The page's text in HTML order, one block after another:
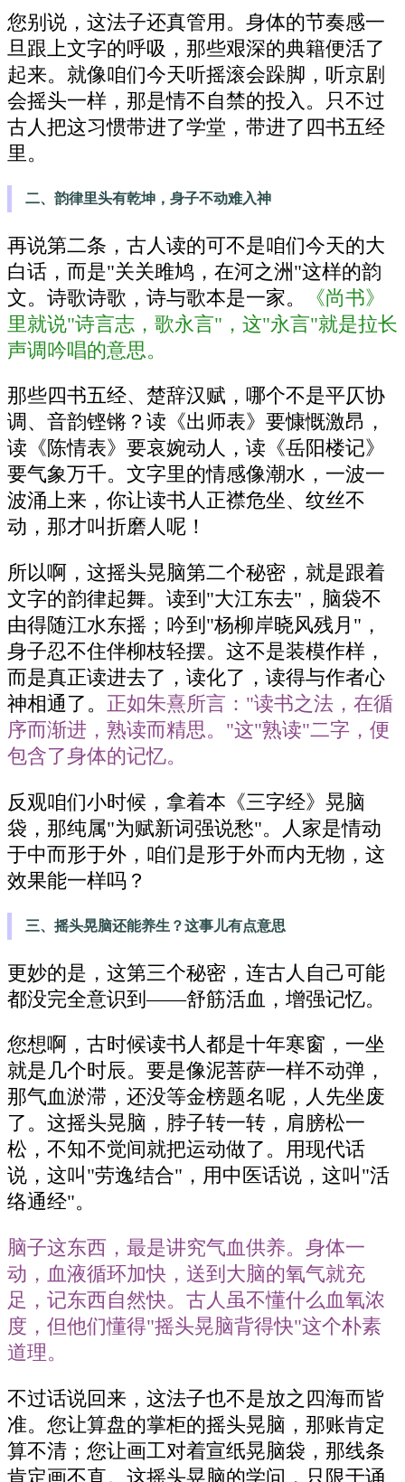
您别说，这法子还真管用。身体的节奏感一
旦跟上文字的呼吸，那些艰深的典籍便活了
起来。就像咱们今天听摇滚会跺脚，听京剧
会摇头一样，那是情不自禁的投入。只不过
古人把这习惯带进了学堂，带进了四书五经
里。
二、韵律里头有乾坤，身子不动难入神
再说第二条，古人读的可不是咱们今天的大
白话，而是"关关雎鸠，在河之洲"这样的韵
文。诗歌诗歌，诗与歌本是一家。
《尚书》
里就说"诗言志，歌永言"，这"永言"就是拉长
声调吟唱的意思。
那些四书五经、楚辞汉赋，哪个不是平仄协
调、音韵铿锵？读《出师表》要慷慨激昂，
读《陈情表》要哀婉动人，读《岳阳楼记》
要气象万千。文字里的情感像潮水，一波一
波涌上来，你让读书人正襟危坐、纹丝不
动，那才叫折磨人呢！
所以啊，这摇头晃脑第二个秘密，就是跟着
文字的韵律起舞。读到"大江东去"，脑袋不
由得随江水东摇；吟到"杨柳岸晓风残月"，
身子忍不住伴柳枝轻摆。这不是装模作样，
而是真正读进去了，读化了，读得与作者心
神相通了。 正如朱熹所言："读书之法，在循
序而渐进，熟读而精思。"这"熟读"二字，便
包含了身体的记忆。
反观咱们小时候，拿着本《三字经》晃脑
袋，那纯属"为赋新词强说愁"。人家是情动
于中而形于外，咱们是形于外而内无物，这
效果能一样吗？
三、摇头晃脑还能养生？这事儿有点意思
更妙的是，这第三个秘密，连古人自己可能
都没完全意识到——舒筋活血，增强记忆。
您想啊，古时候读书人都是十年寒窗，一坐
就是几个时辰。要是像泥菩萨一样不动弹，
那气血淤滞，还没等金榜题名呢，人先坐废
了。这摇头晃脑，脖子转一转，肩膀松一
松，不知不觉间就把运动做了。用现代话
说，这叫"劳逸结合"，用中医话说，这叫"活
络通经"。
脑子这东西，最是讲究气血供养。身体一
动，血液循环加快，送到大脑的氧气就充
足，记东西自然快。古人虽不懂什么血氧浓
度，但他们懂得"摇头晃脑背得快"这个朴素
道理。
不过话说回来，这法子也不是放之四海而皆
准。您让算盘的掌柜的摇头晃脑，那账肯定
算不清；您让画工对着宣纸晃脑袋，那线条
肯定画不直。这摇头晃脑的学问，只限于诵